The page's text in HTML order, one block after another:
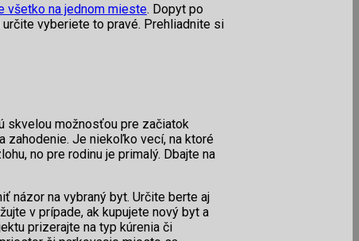
všetko na jednom mieste. Dopyt po
vyberiete to pravé. Prehliadnite si
skvelou možnosťou pre začiatok
zahodenie. Je niekoľko vecí, na ktoré
no pre rodinu je primalý. Dbajte na
názor na vybraný byt. Určite berte aj
v prípade, ak kupujete nový byt a
prizerajte na typ kúrenia či